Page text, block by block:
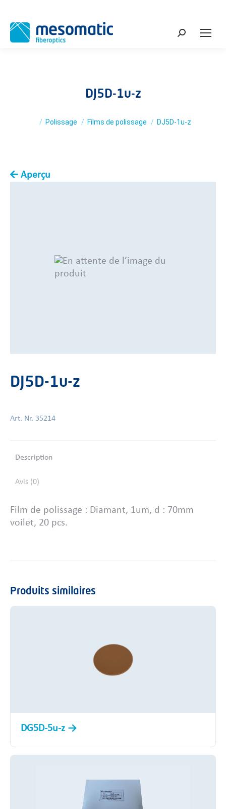
Search:
DJ5D-1u-z
You are here:
Polissage Films de polissage DJ5D-1u-z
Aperçu
DJ5D-1u-z
Art. Nr. 35214
Description
Avis (0)
Film de polissage : Diamant, 1um, d : 70mm
voilet, 20 pcs.
Produits similaires
DG5D-5u-z